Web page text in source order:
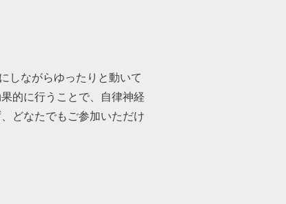
しながらゆったりと動いて
的に行うことで、自律神経
どなたでもご参加いただけ